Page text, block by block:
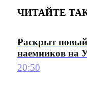
ЧИТАЙТЕ
Раскрыт
наемников на
20:50